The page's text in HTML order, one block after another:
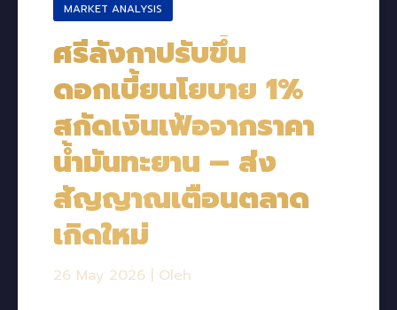
MARKET ANALYSIS
ศรีลังกาปรับขึ้น
ดอกเบี้ยนโยบาย 1%
สกัดเงินเฟ้อจากราคา
น้ำมันทะยาน – ส่ง
สัญญาณเตือนตลาด
เกิดใหม่
26 May 2026 Oleh